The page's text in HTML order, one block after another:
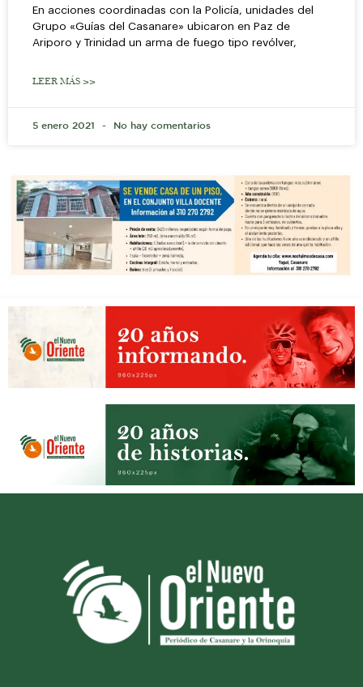
En acciones coordinadas con la Policía, unidades del
Grupo «Guías del Casanare» ubicaron en Paz de
Ariporo y Trinidad un arma de fuego tipo revólver,
LEER MÁS >>
5 enero 2021 No hay comentarios